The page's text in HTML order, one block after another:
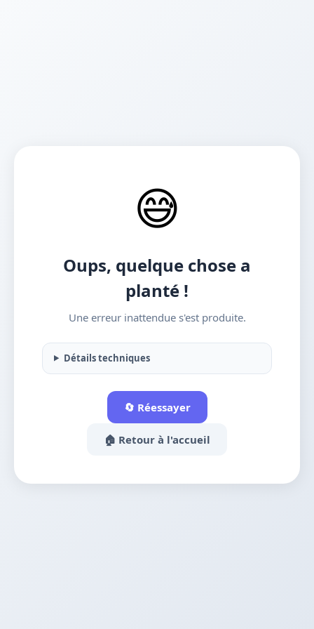
😅
Oups, quelque chose a
planté !
Une erreur inattendue s'est produite.
Détails techniques
🔄 Réessayer
🏠 Retour à l'accueil